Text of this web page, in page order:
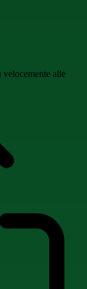
velocemente alle